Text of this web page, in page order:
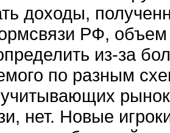
доходы,
РФ, объем
из-за
по разным
нет. Новые